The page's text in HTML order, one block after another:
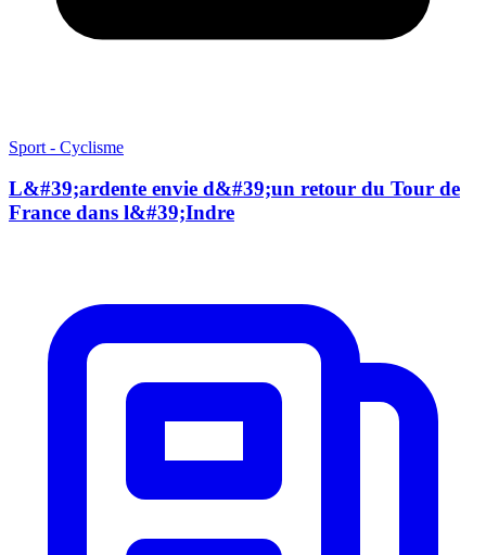
Sport - Cyclisme
L&#39;ardente envie d&#39;un retour du Tour de
France dans l&#39;Indre